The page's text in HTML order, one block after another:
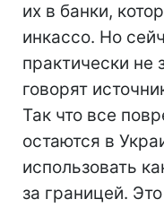
их в банки,
инкассо. Но
практически не
говорят
Так что все
остаются в
использовать
за границей.